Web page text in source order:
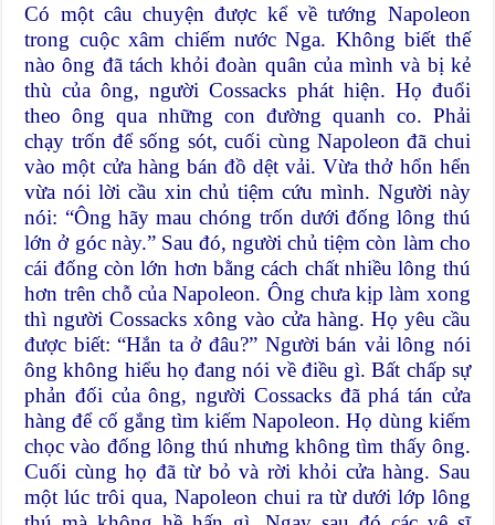
Có một câu chuyện được kể về tướng Napoleon
trong cuộc xâm chiếm nước Nga. Không biết thế
nào ông đã tách khỏi đoàn quân của mình và bị kẻ
thù của ông, người Cossacks phát hiện. Họ đuổi
theo ông qua những con đường quanh co. Phải
chạy trốn để sống sót, cuối cùng Napoleon đã chui
vào một cửa hàng bán đồ dệt vải. Vừa thở hổn hển
vừa nói lời cầu xin chủ tiệm cứu mình. Người này
nói: “Ông hãy mau chóng trốn dưới đống lông thú
lớn ở góc này.” Sau đó, người chủ tiệm còn làm cho
cái đống còn lớn hơn bằng cách chất nhiều lông thú
hơn trên chỗ của Napoleon. Ông chưa kịp làm xong
thì người Cossacks xông vào cửa hàng. Họ yêu cầu
được biết: “Hắn ta ở đâu?” Người bán vải lông nói
ông không hiểu họ đang nói về điều gì. Bất chấp sự
phản đối của ông, người Cossacks đã phá tán cửa
hàng để cố gắng tìm kiếm Napoleon. Họ dùng kiếm
chọc vào đống lông thú nhưng không tìm thấy ông.
Cuối cùng họ đã từ bỏ và rời khỏi cửa hàng. Sau
một lúc trôi qua, Napoleon chui ra từ dưới lớp lông